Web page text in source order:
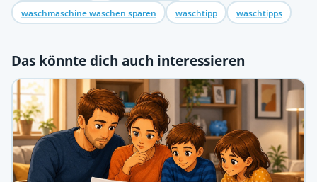
waschmaschine waschen sparen waschtipp waschtipps
Das könnte dich auch interessieren